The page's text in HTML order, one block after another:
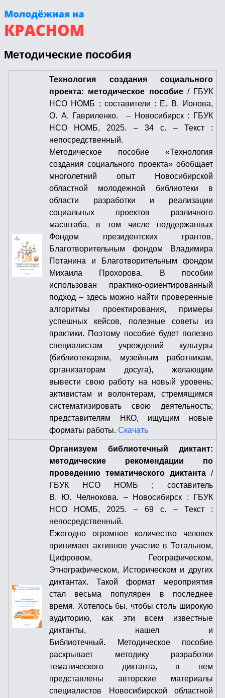
Методические пособия
Технология создания социального
проекта: методическое пособие/ ГБУК
НСО НОМБ ; составители : Е. В. Ионова,
О. А. Гавриленко. – Новосибирск : ГБУК
НСО НОМБ, 2025. – 34 с. – Текст :
непосредственный.
Методическое пособие «Технология
создания социального проекта» обобщает
многолетний опыт Новосибирской
областной молодежной библиотеки в
области разработки и реализации
социальных проектов различного
масштаба, в том числе поддержанных
Фондом президентских грантов,
Благотворительным фондом Владимира
Потанина и Благотворительным фондом
Михаила Прохорова. В пособии
использован практико-ориентированный
подход – здесь можно найти проверенные
алгоритмы проектирования, примеры
успешных кейсов, полезные советы из
практики. Поэтому пособие будет полезно
специалистам учреждений культуры
(библиотекарям, музейным работникам,
организаторам досуга), желающим
вывести свою работу на новый уровень;
активистам и волонтерам, стремящимся
систематизировать свою деятельность;
представителям НКО, ищущим новые
форматы работы. Скачать
Организуем библиотечный диктант:
методические рекомендации по
проведению тематического диктанта /
ГБУК НСО НОМБ ; составитель
В. Ю. Челнокова. – Новосибирск : ГБУК
НСО НОМБ, 2025. – 69 с. – Текст :
непосредственный.
Ежегодно огромное количество человек
принимает активное участие в Тотальном,
Цифровом, Географическом,
Этнографическом, Историческом и других
диктантах. Такой формат мероприятия
стал весьма популярен в последнее
время. Хотелось бы, чтобы столь широкую
аудиторию, как эти всем известные
диктанты, нашел и
Библиотечный.
Методическое пособие
раскрывает методику разработки
тематического диктанта, в нем
представлены авторские материалы
специалистов Новосибирской областной